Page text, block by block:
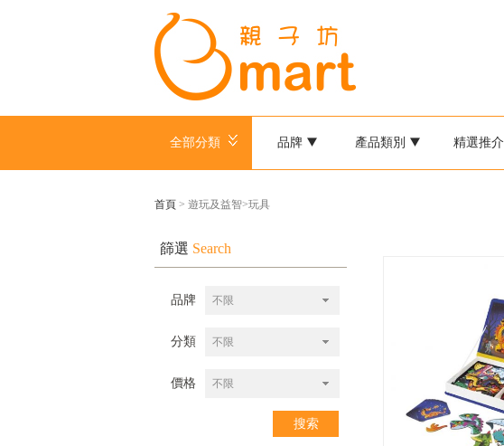
全部分類 品牌 產品類別 精選推介
首頁 > 遊玩及益智>玩具
篩選 Search
品牌 不限
分類 不限
價格 不限